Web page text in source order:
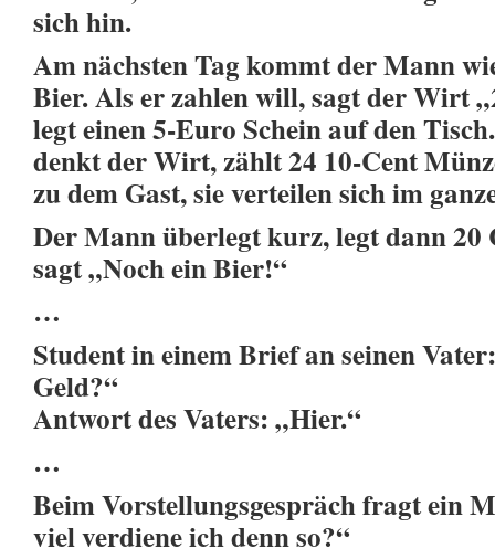
sich hin.
Am nächsten Tag kommt der Mann
Bier. Als er zahlen will, sagt der Wirt
legt einen 5-Euro Schein auf den
denkt der Wirt, zählt 24 10-Cent
zu dem Gast, sie verteilen sich im
Der Mann überlegt kurz, legt dann 20
sagt „Noch ein Bier!“
…
Student in einem Brief an seinen
Geld?“
Antwort des Vaters: „Hier.“
…
Beim Vorstellungsgespräch fragt ein
viel verdiene ich denn so?“